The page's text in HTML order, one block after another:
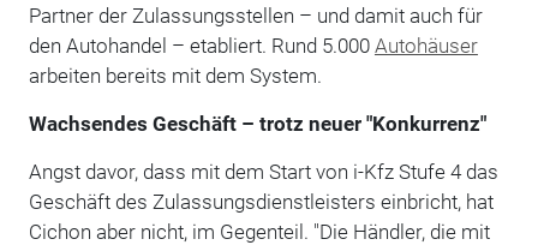
Partner der Zulassungsstellen – und damit auch für
den Autohandel – etabliert. Rund 5.000 Autohäuser
arbeiten bereits mit dem System.
Wachsendes Geschäft – trotz neuer "Konkurrenz"
Angst davor, dass mit dem Start von i-Kfz Stufe 4 das
Geschäft des Zulassungsdienstleisters einbricht, hat
Cichon aber nicht, im Gegenteil. "Die Händler, die mit